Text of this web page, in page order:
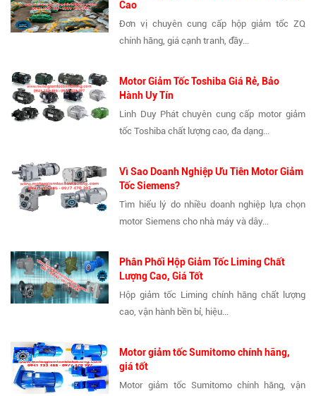
Cao
Đơn vị chuyên cung cấp hộp giảm tốc ZQ
chính hãng, giá cạnh tranh, đầy...
Motor Giảm Tốc Toshiba Giá Rẻ, Bảo
Hành Uy Tín
Linh Duy Phát chuyên cung cấp motor giảm
tốc Toshiba chất lượng cao, đa dạng...
Vì Sao Doanh Nghiệp Ưu Tiên Motor Giảm
Tốc Siemens?
Tìm hiểu lý do nhiều doanh nghiệp lựa chọn
motor Siemens cho nhà máy và dây...
Phân Phối Hộp Giảm Tốc Liming Chất
Lượng Cao, Giá Tốt
Hộp giảm tốc Liming chính hãng chất lượng
cao, vận hành bền bỉ, hiệu...
Motor giảm tốc Sumitomo chính hãng,
giá tốt
Motor giảm tốc Sumitomo chính hãng, vận